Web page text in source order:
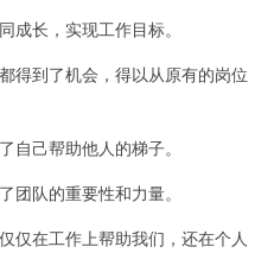
长，实现工作目标。
到了机会，得以从原有的岗位
己帮助他人的梯子。
队的重要性和力量。
在工作上帮助我们，还在个人